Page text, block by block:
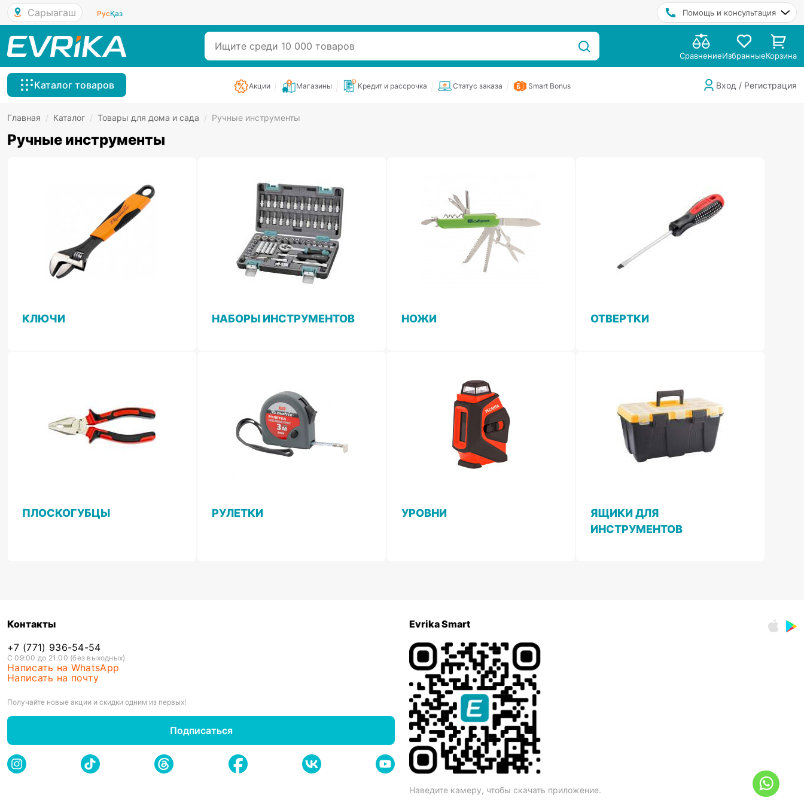
Сарыагаш РусҚаз Помощь и консультация
СравнениеИзбранныеКорзина
Каталог товаров Акции Магазины Кредит и рассрочка Статус заказа Smart Bonus Вход / Регистрация
Главная / Каталог / Товары для дома и сада / Ручные инструменты
Ручные инструменты
КЛЮЧИ НАБОРЫ ИНСТРУМЕНТОВ НОЖИ ОТВЕРТКИ
ПЛОСКОГУБЦЫ РУЛЕТКИ УРОВНИ
ЯЩИКИ ДЛЯ
ИНСТРУМЕНТОВ
Контакты
+7 (771) 936-54-54
С 09:00 до 21:00 (без выходных)
Написать на WhatsApp
Написать на почту
Получайте новые акции и скидки одним из первых!
Подписаться
Evrika Smart
Наведите камеру, чтобы скачать приложение.